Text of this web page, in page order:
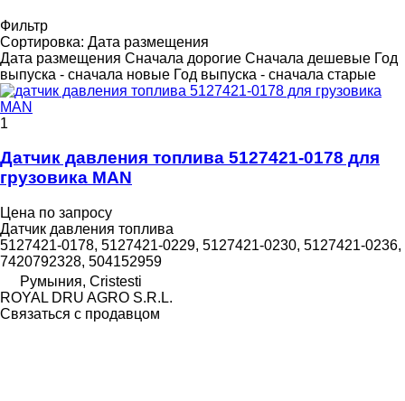
Фильтр
Сортировка: Дата размещения
Дата размещения Сначала дорогие Сначала дешевые Год
выпуска - сначала новые Год выпуска - сначала старые
1
Датчик давления топлива 5127421-0178 для
грузовика MAN
Цена по запросу
Датчик давления топлива
5127421-0178, 5127421-0229, 5127421-0230, 5127421-0236,
7420792328, 504152959
Румыния, Cristesti
ROYAL DRU AGRO S.R.L.
Связаться с продавцом